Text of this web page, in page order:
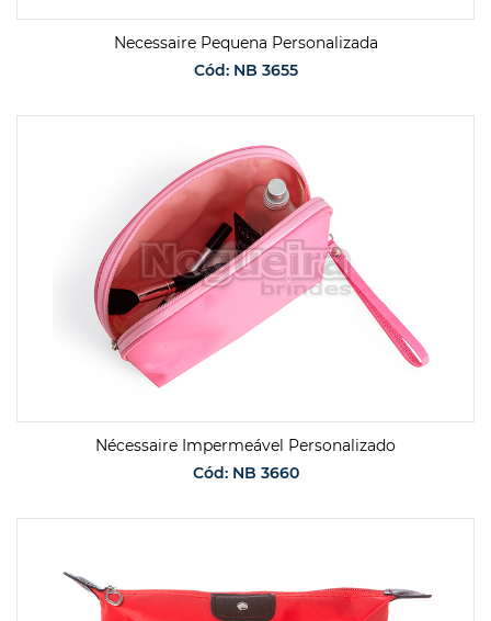
Necessaire Pequena Personalizada
Cód: NB 3655
Nécessaire Impermeável Personalizado
Cód: NB 3660